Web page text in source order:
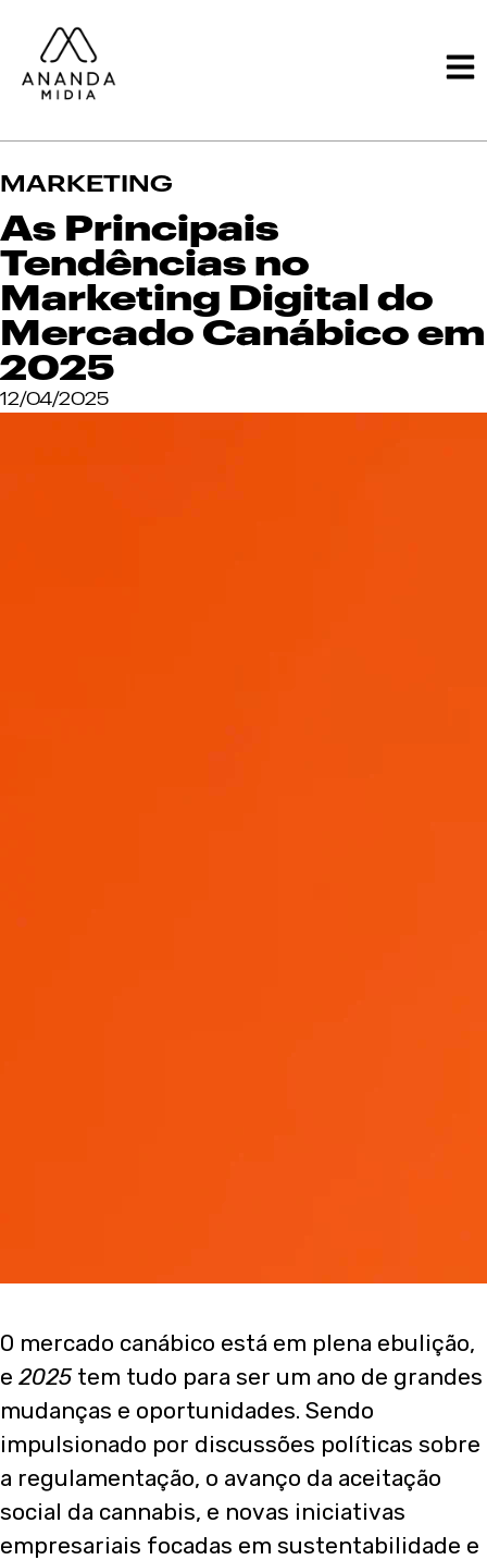
MARKETING
As Principais
Tendências no
Marketing Digital do
Mercado Canábico em
2025
12/04/2025
O mercado canábico está em plena ebulição,
e 2025tem tudo para ser um ano de grandes
mudanças e oportunidades. Sendo
impulsionado por discussões políticas sobre
a regulamentação, o avanço da aceitação
social da cannabis, e novas iniciativas
empresariais focadas em sustentabilidade e